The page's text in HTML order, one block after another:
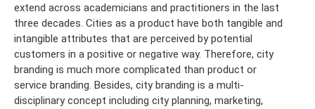
extend across academicians and practitioners in the last
three decades. Cities as a product have both tangible and
intangible attributes that are perceived by potential
customers in a positive or negative way. Therefore, city
branding is much more complicated than product or
service branding. Besides, city branding is a multi-
disciplinary concept including city planning, marketing,